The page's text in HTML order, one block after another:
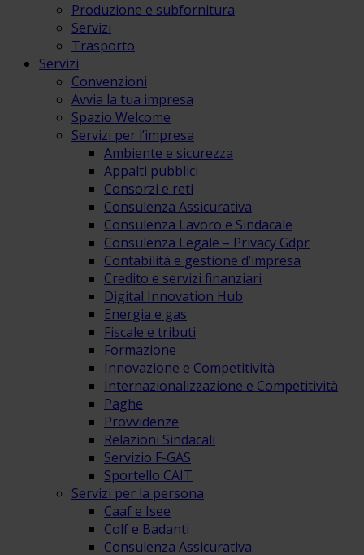
Produzione e subfornitura
Servizi
Trasporto
Servizi
Convenzioni
Avvia la tua impresa
Spazio Welcome
Servizi per l’impresa
Ambiente e sicurezza
Appalti pubblici
Consorzi e reti
Consulenza Assicurativa
Consulenza Lavoro e Sindacale
Consulenza Legale – Privacy Gdpr
Contabilità e gestione d’impresa
Credito e servizi finanziari
Digital Innovation Hub
Energia e gas
Fiscale e tributi
Formazione
Innovazione e Competitività
Internazionalizzazione e Competitività
Paghe
Provvidenze
Relazioni Sindacali
Servizio F-GAS
Sportello CAIT
Servizi per la persona
Caaf e Isee
Colf e Badanti
Consulenza Assicurativa